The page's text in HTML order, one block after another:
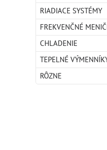
RIADIACE SYSTÉMY
FREKVENČNÉ
CHLADENIE
TEPELNÉ
RÔZNE